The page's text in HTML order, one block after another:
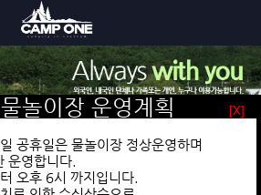
[X]
경되었습니다)
내
진행하시면
만으로 이용하실수 있습니다.
[X]
일물놀이 안내
요일 공휴일은 물놀이장 전부 정상 운영
운영합니다.
[X]
놀이장 운영계획
공휴일은 물놀이장 정상운영하며
운영합니다.
오후 6시 까지입니다.